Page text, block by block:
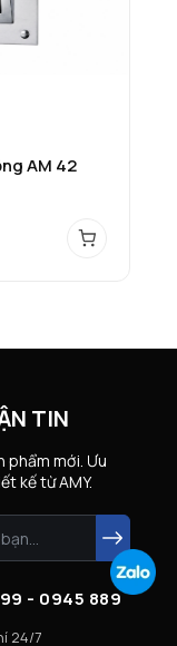
AM 42
TIN
phẩm mới. Ưu
kế từ AMY.
- 0945 889
24/7